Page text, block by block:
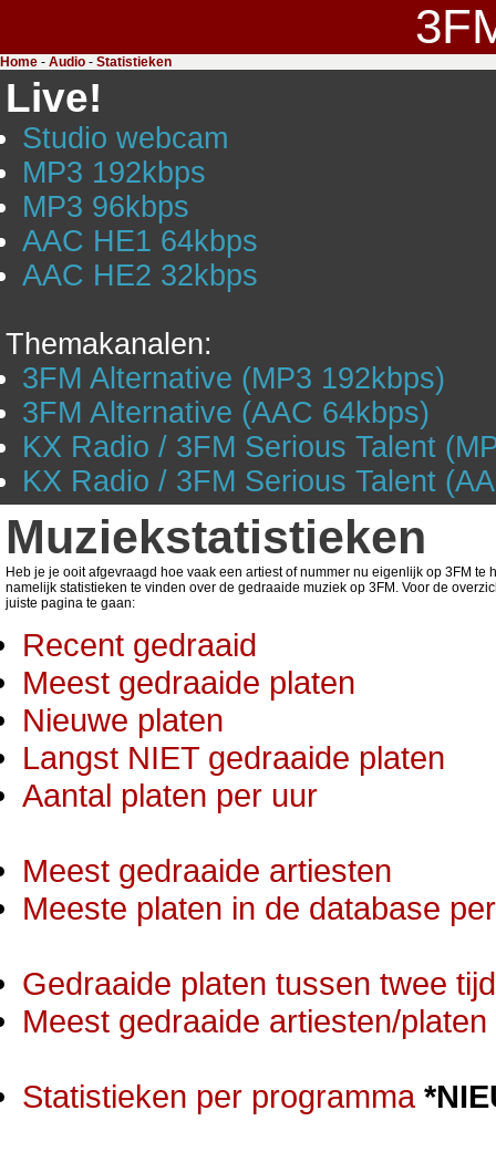
Home - Audio - Statistieken
Live!
Studio webcam
MP3 192kbps
MP3 96kbps
AAC HE1 64kbps
AAC HE2 32kbps
Themakanalen:
3FM Alternative (MP3 192kbps)
3FM Alternative (AAC 64kbps)
KX Radio / 3FM Serious Talent
KX Radio / 3FM Serious Talent
Muziekstatistieken
Heb je je ooit afgevraagd hoe vaak een artiest of nummer nu eigenlijk op 3FM
namelijk statistieken te vinden over de gedraaide muziek op 3FM. Voor de
juiste pagina te gaan:
Recent gedraaid
Meest gedraaide platen
Nieuwe platen
Langst NIET gedraaide platen
Aantal platen per uur
Meest gedraaide artiesten
Meeste platen in de database
Gedraaide platen tussen twee
Meest gedraaide artiesten/
Statistieken per programma